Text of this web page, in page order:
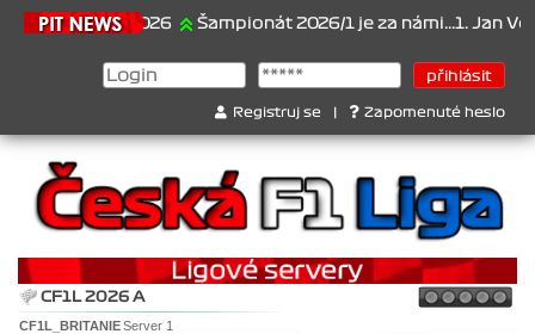
21.6.2026 Šampionát 2026/1 je za námi...1. Jan
Registruj se Zapomenuté heslo
CF1L 2026 A
CF1L_BRITANIEServer 1